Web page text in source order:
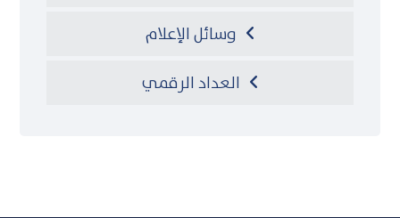
وسائل الإعلام
العداد الرقمي